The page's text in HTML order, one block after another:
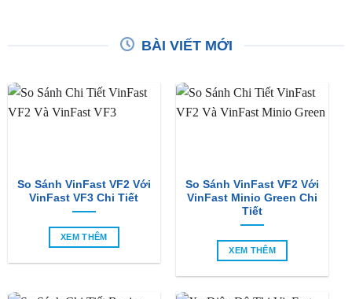
BÀI VIẾT MỚI
So Sánh VinFast VF2 Với
VinFast VF3 Chi Tiết
XEM THÊM
So Sánh VinFast VF2 Với
VinFast Minio Green Chi
Tiết
XEM THÊM